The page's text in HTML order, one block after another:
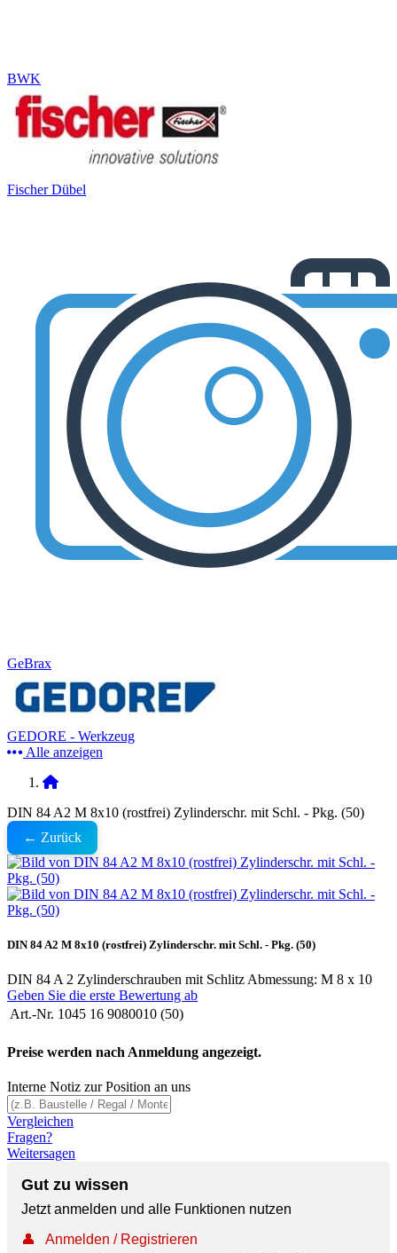
BWK
Fischer Dübel
GeBrax
GEDORE - Werkzeug
Alle anzeigen
DIN 84 A2 M 8x10 (rostfrei) Zylinderschr. mit Schl. - Pkg. (50)
← Zurück
DIN 84 A2 M 8x10 (rostfrei) Zylinderschr. mit Schl. - Pkg. (50)
DIN 84 A 2 Zylinderschrauben mit Schlitz Abmessung: M 8 x 10
Geben Sie die erste Bewertung ab
Art.-Nr. 1045 16 9080010 (50)
Preise werden nach Anmeldung angezeigt.
Interne Notiz zur Position an uns
Vergleichen
Fragen?
Weitersagen
Gut zu wissen
Jetzt anmelden und alle Funktionen nutzen
👤
Anmelden / Registrieren